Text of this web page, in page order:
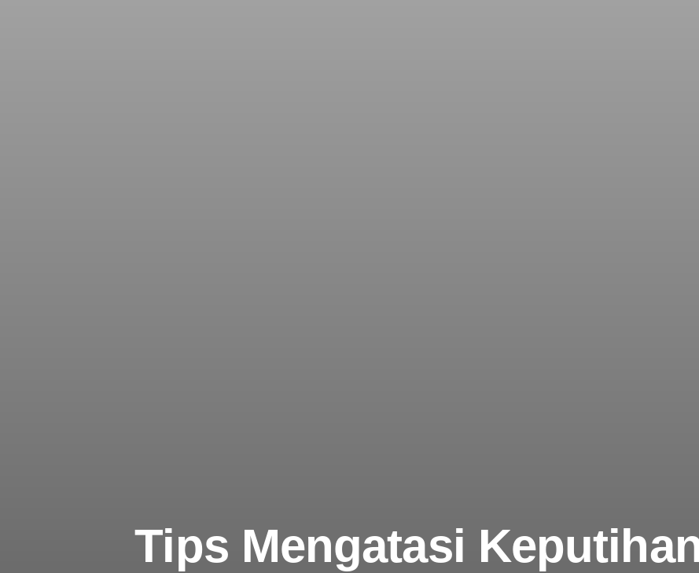
Tips Mengatasi